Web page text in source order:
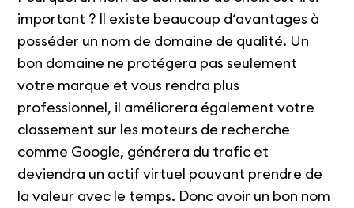
important ? Il existe beaucoup d‘avantages à
posséder un nom de domaine de qualité. Un
bon domaine ne protégera pas seulement
votre marque et vous rendra plus
professionnel, il améliorera également votre
classement sur les moteurs de recherche
comme Google, générera du trafic et
deviendra un actif virtuel pouvant prendre de
la valeur avec le temps. Donc avoir un bon nom